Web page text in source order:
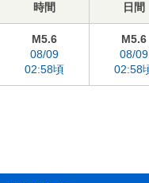
時間
日間
M5.6
08/09
02:58頃
M5.6
08/09
02:58